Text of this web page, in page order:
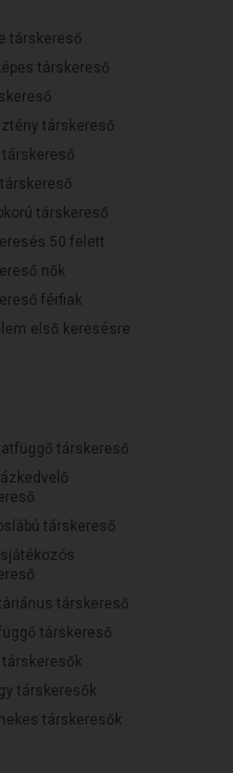
társkereső
társkereső
társkereső
társkereső
társkereső
50 felett
nők
férfiak
első keresésre
társkereső
társkereső
társkereső
társkereső
társkeresők
társkeresők
társkeresők